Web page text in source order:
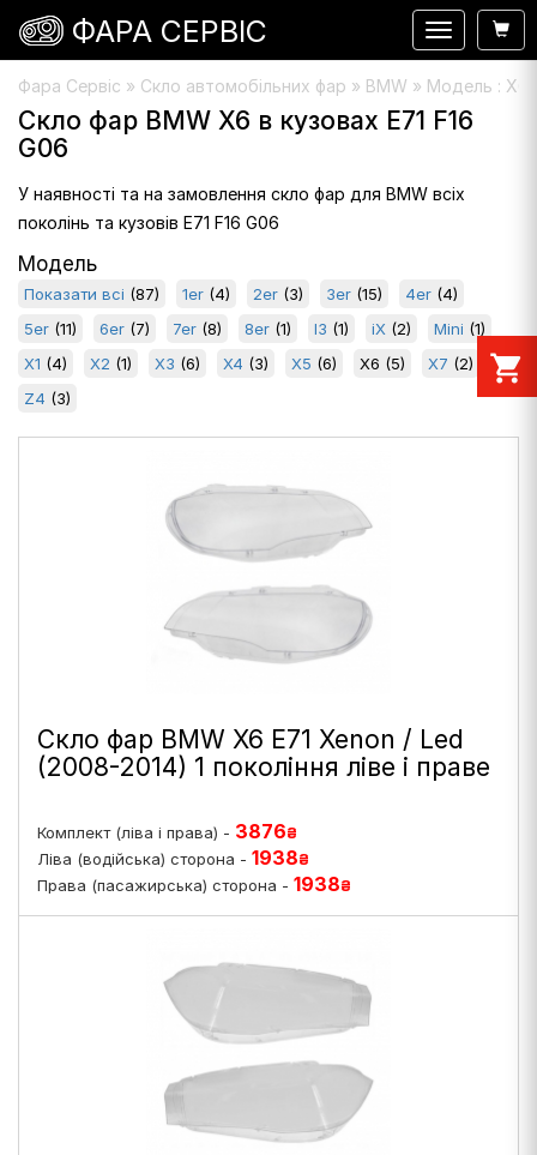
Фара Сервіс » Скло автомобільних фар » BMW » Модель : X6
Скло фар BMW X6 в кузовах E71 F16
G06
У наявності та на замовлення скло фар для BMW всіх
поколінь та кузовів E71 F16 G06
Модель
Показати всі (87) 1er (4) 2er (3) 3er (15) 4er (4)
5er (11) 6er (7) 7er (8) 8er (1) I3 (1) iX (2) Mini (1)
X1 (4) X2 (1) X3 (6) X4 (3) X5 (6) X6 (5) X7 (2)
Z4 (3)
Скло фар BMW X6 E71 Xenon / Led
(2008-2014) 1 покоління ліве і праве
Комплект (ліва і права) - 3876₴
Ліва (водійська) сторона - 1938₴
Права (пасажирська) сторона - 1938₴
Навигация
ФАРА СЕРВІС
shopping_cart